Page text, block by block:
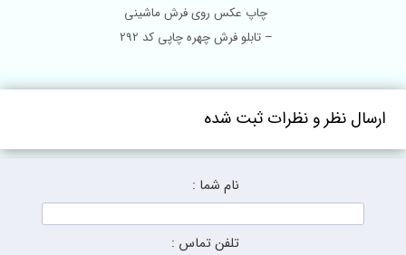
چاپ عکس روی فرش ماشینی
– تابلو فرش چهره چاپی کد 292
نظر و نظرات ثبت شده
نام شما :
تلفن تماس :